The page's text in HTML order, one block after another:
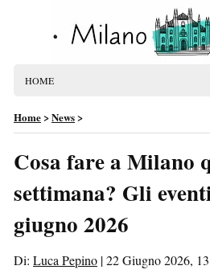
HOME
Home>News>
Cosa fare a Milano
settimana? Gli
giugno 2026
Di: Luca Pepino |22 Giugno 2026,